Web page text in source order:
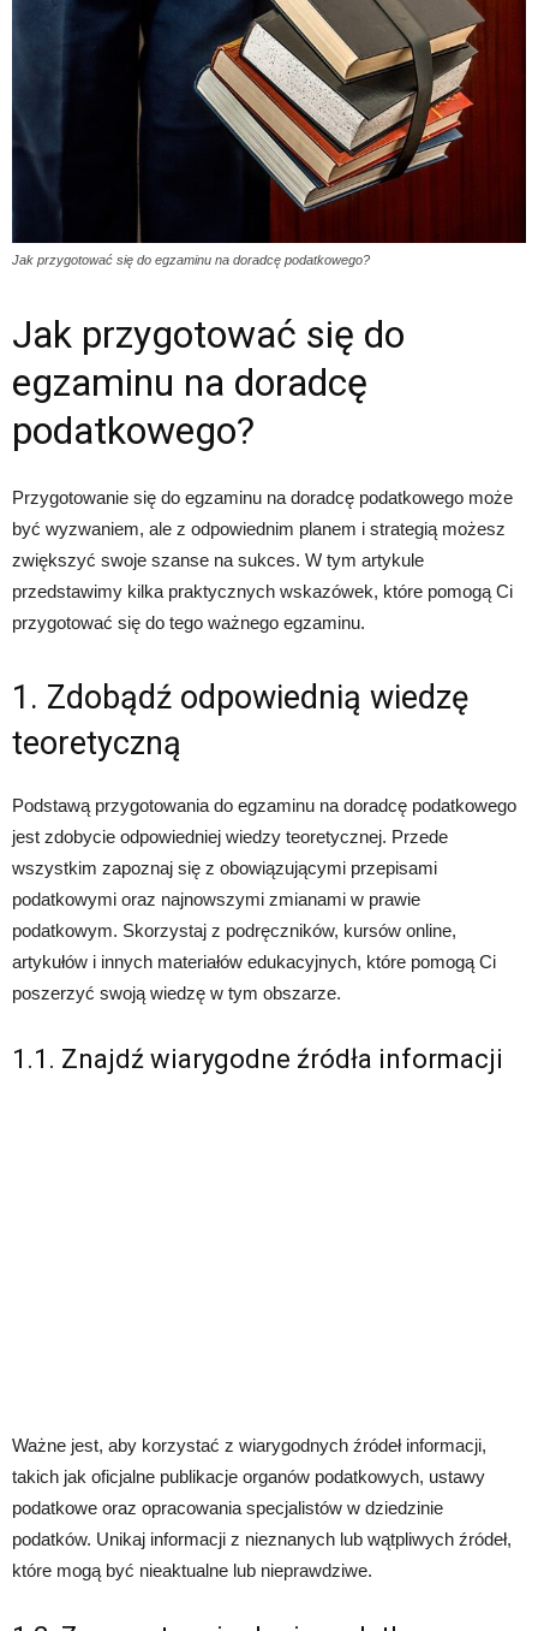
Jak przygotować się do egzaminu na doradcę podatkowego?
Jak przygotować się do
egzaminu na doradcę
podatkowego?
Przygotowanie się do egzaminu na doradcę podatkowego może
być wyzwaniem, ale z odpowiednim planem i strategią możesz
zwiększyć swoje szanse na sukces. W tym artykule
przedstawimy kilka praktycznych wskazówek, które pomogą Ci
przygotować się do tego ważnego egzaminu.
1. Zdobądź odpowiednią wiedzę
teoretyczną
Podstawą przygotowania do egzaminu na doradcę podatkowego
jest zdobycie odpowiedniej wiedzy teoretycznej. Przede
wszystkim zapoznaj się z obowiązującymi przepisami
podatkowymi oraz najnowszymi zmianami w prawie
podatkowym. Skorzystaj z podręczników, kursów online,
artykułów i innych materiałów edukacyjnych, które pomogą Ci
poszerzyć swoją wiedzę w tym obszarze.
1.1. Znajdź wiarygodne źródła informacji
Ważne jest, aby korzystać z wiarygodnych źródeł informacji,
takich jak oficjalne publikacje organów podatkowych, ustawy
podatkowe oraz opracowania specjalistów w dziedzinie
podatków. Unikaj informacji z nieznanych lub wątpliwych źródeł,
które mogą być nieaktualne lub nieprawdziwe.